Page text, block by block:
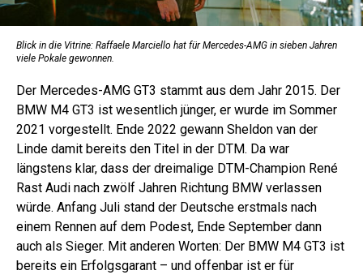
Blick in die Vitrine: Raffaele Marciello hat für Mercedes-AMG in sieben Jahren
viele Pokale gewonnen.
Der Mercedes-AMG GT3 stammt aus dem Jahr 2015. Der
BMW M4 GT3 ist wesentlich jünger, er wurde im Sommer
2021 vorgestellt. Ende 2022 gewann Sheldon van der
Linde damit bereits den Titel in der DTM. Da war
längstens klar, dass der dreimalige DTM-Champion René
Rast Audi nach zwölf Jahren Richtung BMW verlassen
würde. Anfang Juli stand der Deutsche erstmals nach
einem Rennen auf dem Podest, Ende September dann
auch als Sieger. Mit anderen Worten: Der BMW M4 GT3 ist
bereits ein Erfolgsgarant – und offenbar ist er für